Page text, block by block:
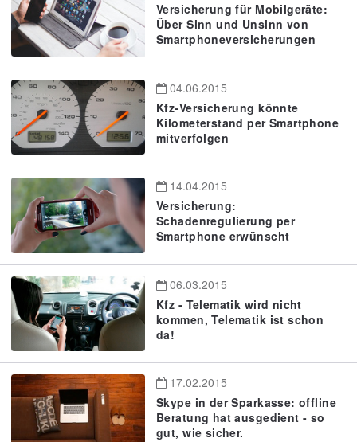
Versicherung für Mobilgeräte:
Über Sinn und Unsinn von
Smartphoneversicherungen
04.06.2015
Kfz-Versicherung könnte
Kilometerstand per Smartphone
mitverfolgen
14.04.2015
Versicherung:
Schadenregulierung per
Smartphone erwünscht
06.03.2015
Kfz - Telematik wird nicht
kommen, Telematik ist schon
da!
17.02.2015
Skype in der Sparkasse: offline
Beratung hat ausgedient - so
gut, wie sicher.